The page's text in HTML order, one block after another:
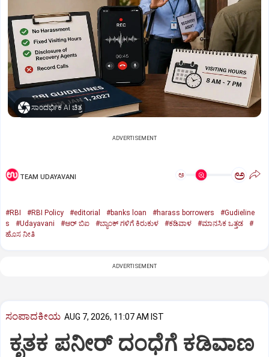
ಸಾಂದರ್ಭಿಕ AI ಚಿತ್ರ
ADVERTISEMENT
TEAM UDAYAVANI ಅ ಅ
#RBI #RBI Policy #editorial #banks loan #harass borrowers
#Gudieline
s
#Udayavani #ಆರ್‌ ಬಿಐ #ಬ್ಯಾಂಕ್‌ ಗಳಿಗೆ ಕಿರುಕುಳ #ಕಡಿವಾಳ #ಮಾನಸಿಕ ಒತ್ತಡ
#
ಹೊಸ ನೀತಿ
ADVERTISEMENT
ಸಂಪಾದಕೀಯ AUG 7, 2026, 11:07 AM IST
ಕೃತಕ ಪನೀರ್‌ ದಂಧೆಗೆ ಕಡಿವಾಣ